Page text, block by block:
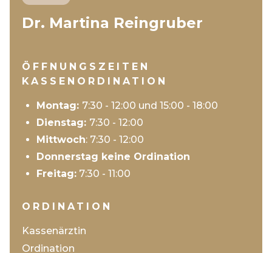
Dr. Martina Reingruber
ÖFFNUNGSZEITEN
KASSENORDINATION
Montag: 7:30 - 12:00 und 15:00 - 18:00
Dienstag: 7:30 - 12:00
Mittwoch: 7:30 - 12:00
Donnerstag keine Ordination
Freitag: 7:30 - 11:00
ORDINATION
Kassenärztin
Ordination